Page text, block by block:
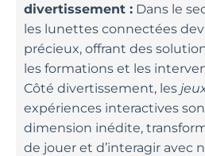
divertissement : Dans le
les lunettes connectées
précieux, offrant des
les formations et les
Côté divertissement, les
expériences interactives
dimension inédite,
de jouer et d’interagir avec